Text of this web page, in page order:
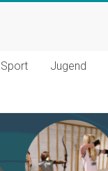
Sport Jugend